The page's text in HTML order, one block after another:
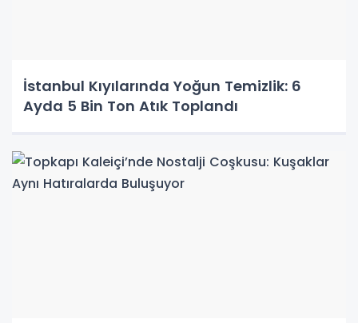
İstanbul Kıyılarında Yoğun Temizlik: 6
Ayda 5 Bin Ton Atık Toplandı